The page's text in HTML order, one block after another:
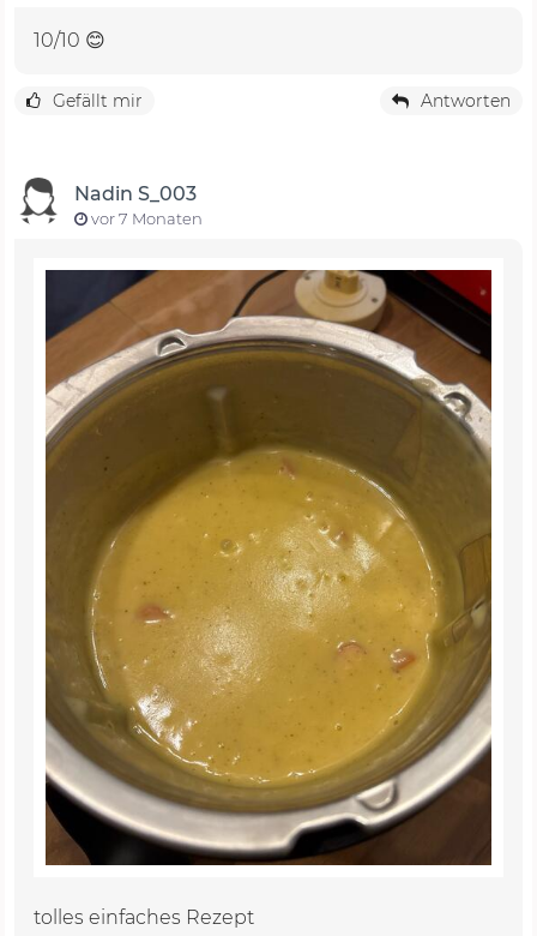
10/10 😊
Gefällt mir Antworten
Nadin S_003
vor 7 Monaten
tolles einfaches Rezept